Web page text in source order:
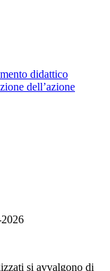
didattico
dell’azione
si avvalgono di